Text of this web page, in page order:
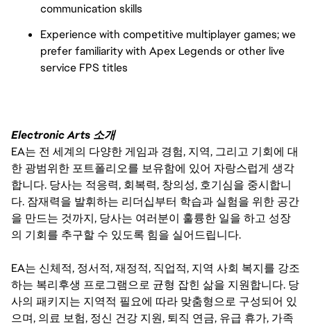
communication skills
Experience with competitive multiplayer games; we
prefer familiarity with Apex Legends or other live
service FPS titles
Electronic Arts 소개
EA는 전 세계의 다양한 게임과 경험, 지역, 그리고 기회에 대
한 광범위한 포트폴리오를 보유함에 있어 자랑스럽게 생각
합니다. 당사는 적응력, 회복력, 창의성, 호기심을 중시합니
다. 잠재력을 발휘하는 리더십부터 학습과 실험을 위한 공간
을 만드는 것까지, 당사는 여러분이 훌륭한 일을 하고 성장
의 기회를 추구할 수 있도록 힘을 실어드립니다.
EA는 신체적, 정서적, 재정적, 직업적, 지역 사회 복지를 강조
하는 복리후생 프로그램으로 균형 잡힌 삶을 지원합니다. 당
사의 패키지는 지역적 필요에 따라 맞춤형으로 구성되어 있
으며, 의료 보험, 정신 건강 지원, 퇴직 연금, 유급 휴가, 가족